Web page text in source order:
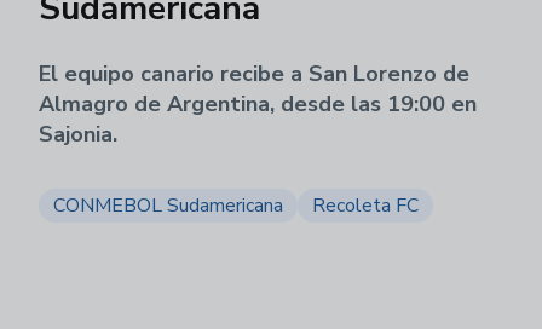
El equipo canario recibe a San Lorenzo de
Almagro de Argentina, desde las 19:00 en
Sajonia.
CONMEBOL Sudamericana Recoleta FC